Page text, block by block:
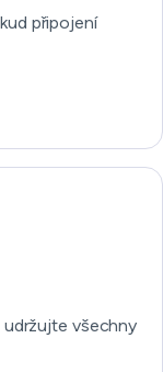
připojení
udržujte všechny